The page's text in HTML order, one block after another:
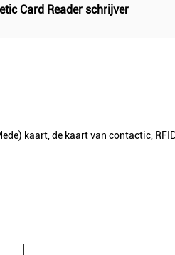
Card Reader schrijver
kaart, de kaart van contactic,